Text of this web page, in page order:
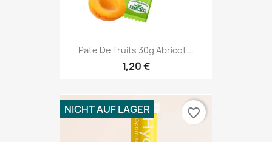
Pate De Fruits 30g Abricot...
1,20 €
NICHT AUF LAGER favorite_border